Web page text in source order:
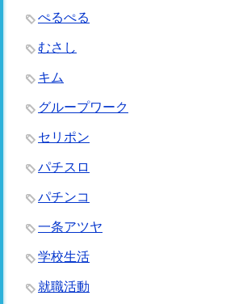
ぺるぺる
むさし
キム
グループワーク
セリポン
パチスロ
パチンコ
一条アツヤ
学校生活
就職活動